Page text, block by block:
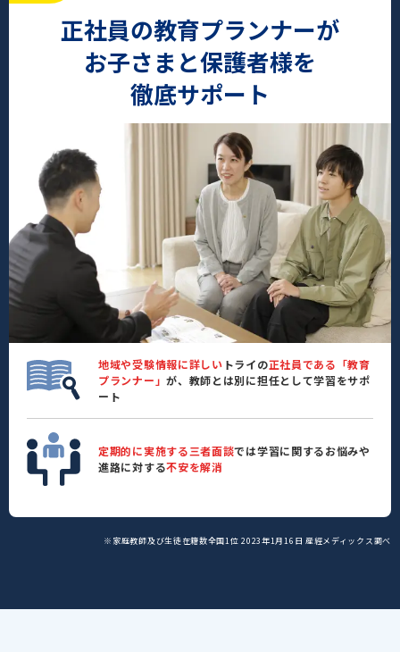
正社員の教育プランナーが
お子さまと保護者様を
徹底サポート
地域や受験情報に詳しい トライの正社員である「教育
プランナー」が、教師とは別に担任として学習をサポ
ート
定期的に実施する三者面談では学習に関するお悩みや
進路に対する不安を解消
※家庭教師及び生徒在籍数全国1位 2023年1月16日 産經メディックス調べ